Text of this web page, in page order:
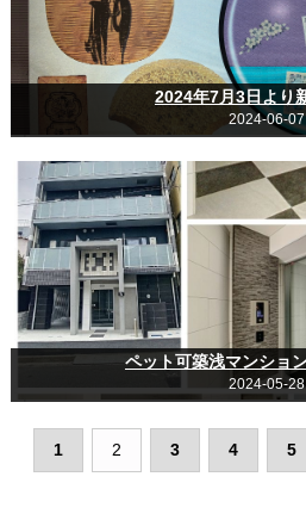
2024年7月3日より
2024-06-07
ペット可築浅マンショ
2024-05-28
1 2 3 4 5